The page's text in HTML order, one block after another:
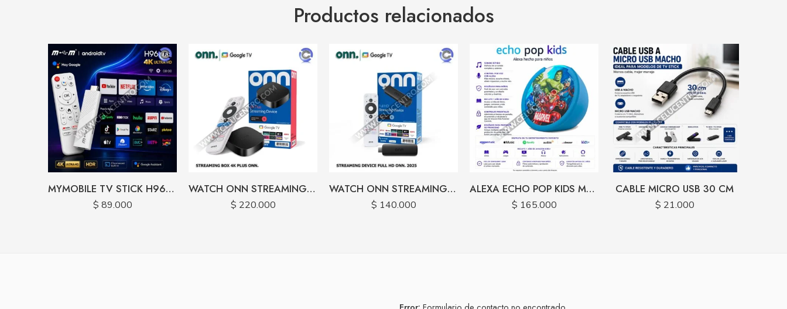
Productos relacionados
MYMOBILE TV STICK H96 MAX 32GB / 4RAM
$ 89.000
WATCH ONN STREAMING BOX 4K PLUS 2025 16GB / 2RM AZUL
$ 220.000
WATCH ONN STREAMING BOX FULL HD 2025 AZUL 8GB / 1.5RAM
$ 140.000
ALEXA ECHO POP KIDS MARVEL
$ 165.000
CABLE MICRO USB 30 CM
$ 21.000